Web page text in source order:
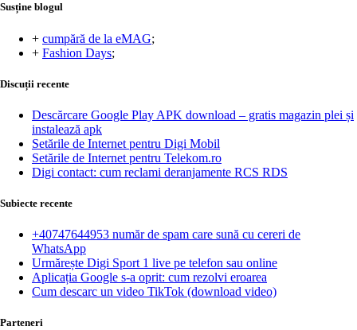
Susține blogul
+ cumpără de la eMAG;
+ Fashion Days;
Discuții recente
Descărcare Google Play APK download – gratis magazin plei și
instalează apk
Setările de Internet pentru Digi Mobil
Setările de Internet pentru Telekom.ro
Digi contact: cum reclami deranjamente RCS RDS
Subiecte recente
+40747644953 număr de spam care sună cu cereri de
WhatsApp
Urmărește Digi Sport 1 live pe telefon sau online
Aplicația Google s-a oprit: cum rezolvi eroarea
Cum descarc un video TikTok (download video)
Parteneri